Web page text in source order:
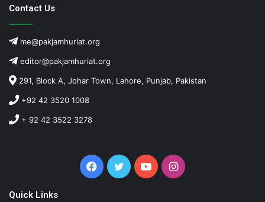
Contact Us
me@pakjamhuriat.org
editor@pakjamhuriat.org
291, Block A, Johar Town, Lahore, Punjab, Pakistan
+92 42 3520 1008
+ 92 42 3522 3278
Facebook
TwitterYouTubeInstagram
Quick Links